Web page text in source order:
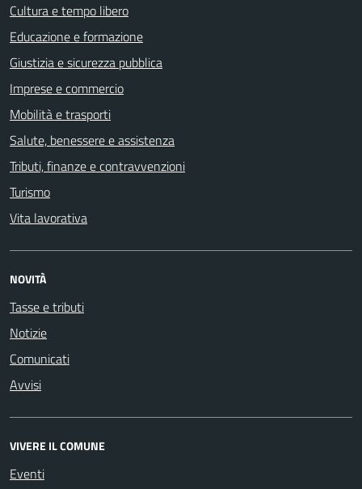
Cultura e tempo libero
Educazione e formazione
Giustizia e sicurezza pubblica
Imprese e commercio
Mobilità e trasporti
Salute, benessere e assistenza
Tributi, finanze e contravvenzioni
Turismo
Vita lavorativa
NOVITÀ
Tasse e tributi
Notizie
Comunicati
Avvisi
VIVERE IL COMUNE
Eventi